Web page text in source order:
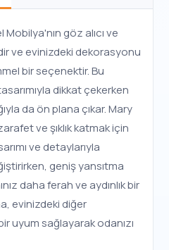
göz alıcı ve
ve evinizdeki dekorasyonu
bir seçenektir. Bu
dikkat çekerken
da ön plana çıkar. Mary
ve şıklık katmak için
ve detaylarıyla
geniş yansıtma
daha ferah ve aydınlık bir
evinizdeki diğer
uyum sağlayarak odanızı